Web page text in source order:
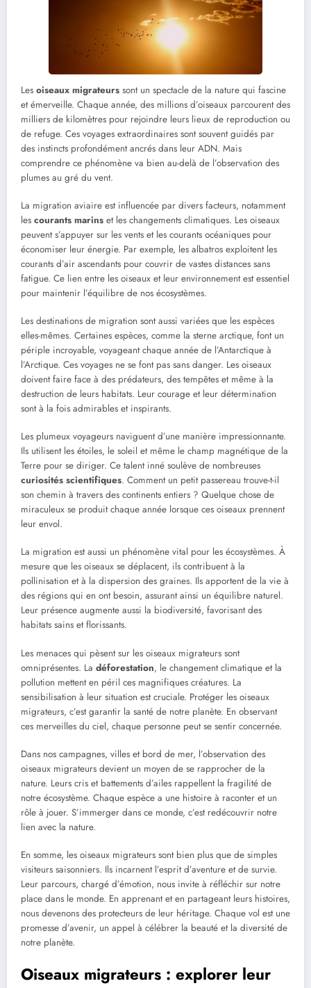
Les oiseaux migrateurs sont un spectacle de la nature qui fascine
et émerveille. Chaque année, des millions d’oiseaux parcourent des
milliers de kilomètres pour rejoindre leurs lieux de reproduction ou
de refuge. Ces voyages extraordinaires sont souvent guidés par
des instincts profondément ancrés dans leur ADN. Mais
comprendre ce phénomène va bien au-delà de l’observation des
plumes au gré du vent.
La migration aviaire est influencée par divers facteurs, notamment
les courants marins et les changements climatiques. Les oiseaux
peuvent s’appuyer sur les vents et les courants océaniques pour
économiser leur énergie. Par exemple, les albatros exploitent les
courants d’air ascendants pour couvrir de vastes distances sans
fatigue. Ce lien entre les oiseaux et leur environnement est essentiel
pour maintenir l’équilibre de nos écosystèmes.
Les destinations de migration sont aussi variées que les espèces
elles-mêmes. Certaines espèces, comme la sterne arctique, font un
périple incroyable, voyageant chaque année de l’Antarctique à
l’Arctique. Ces voyages ne se font pas sans danger. Les oiseaux
doivent faire face à des prédateurs, des tempêtes et même à la
destruction de leurs habitats. Leur courage et leur détermination
sont à la fois admirables et inspirants.
Les plumeux voyageurs naviguent d’une manière impressionnante.
Ils utilisent les étoiles, le soleil et même le champ magnétique de la
Terre pour se diriger. Ce talent inné soulève de nombreuses
curiosités scientifiques. Comment un petit passereau trouve-t-il
son chemin à travers des continents entiers ? Quelque chose de
miraculeux se produit chaque année lorsque ces oiseaux prennent
leur envol.
La migration est aussi un phénomène vital pour les écosystèmes. À
mesure que les oiseaux se déplacent, ils contribuent à la
pollinisation et à la dispersion des graines. Ils apportent de la vie à
des régions qui en ont besoin, assurant ainsi un équilibre naturel.
Leur présence augmente aussi la biodiversité, favorisant des
habitats sains et florissants.
Les menaces qui pèsent sur les oiseaux migrateurs sont
omniprésentes. La déforestation, le changement climatique et la
pollution mettent en péril ces magnifiques créatures. La
sensibilisation à leur situation est cruciale. Protéger les oiseaux
migrateurs, c’est garantir la santé de notre planète. En observant
ces merveilles du ciel, chaque personne peut se sentir concernée.
Dans nos campagnes, villes et bord de mer, l’observation des
oiseaux migrateurs devient un moyen de se rapprocher de la
nature. Leurs cris et battements d’ailes rappellent la fragilité de
notre écosystème. Chaque espèce a une histoire à raconter et un
rôle à jouer. S’immerger dans ce monde, c’est redécouvrir notre
lien avec la nature.
En somme, les oiseaux migrateurs sont bien plus que de simples
visiteurs saisonniers. Ils incarnent l’esprit d’aventure et de survie.
Leur parcours, chargé d’émotion, nous invite à réfléchir sur notre
place dans le monde. En apprenant et en partageant leurs histoires,
nous devenons des protecteurs de leur héritage. Chaque vol est une
promesse d’avenir, un appel à célébrer la beauté et la diversité de
notre planète.
Oiseaux migrateurs : explorer leur